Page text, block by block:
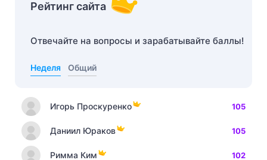
Рейтинг сайта
Отвечайте на вопросы и зарабатывайте баллы!
Неделя Общий
Игорь Проскуренко 105
Даниил Юраков 105
Римма Ким 102